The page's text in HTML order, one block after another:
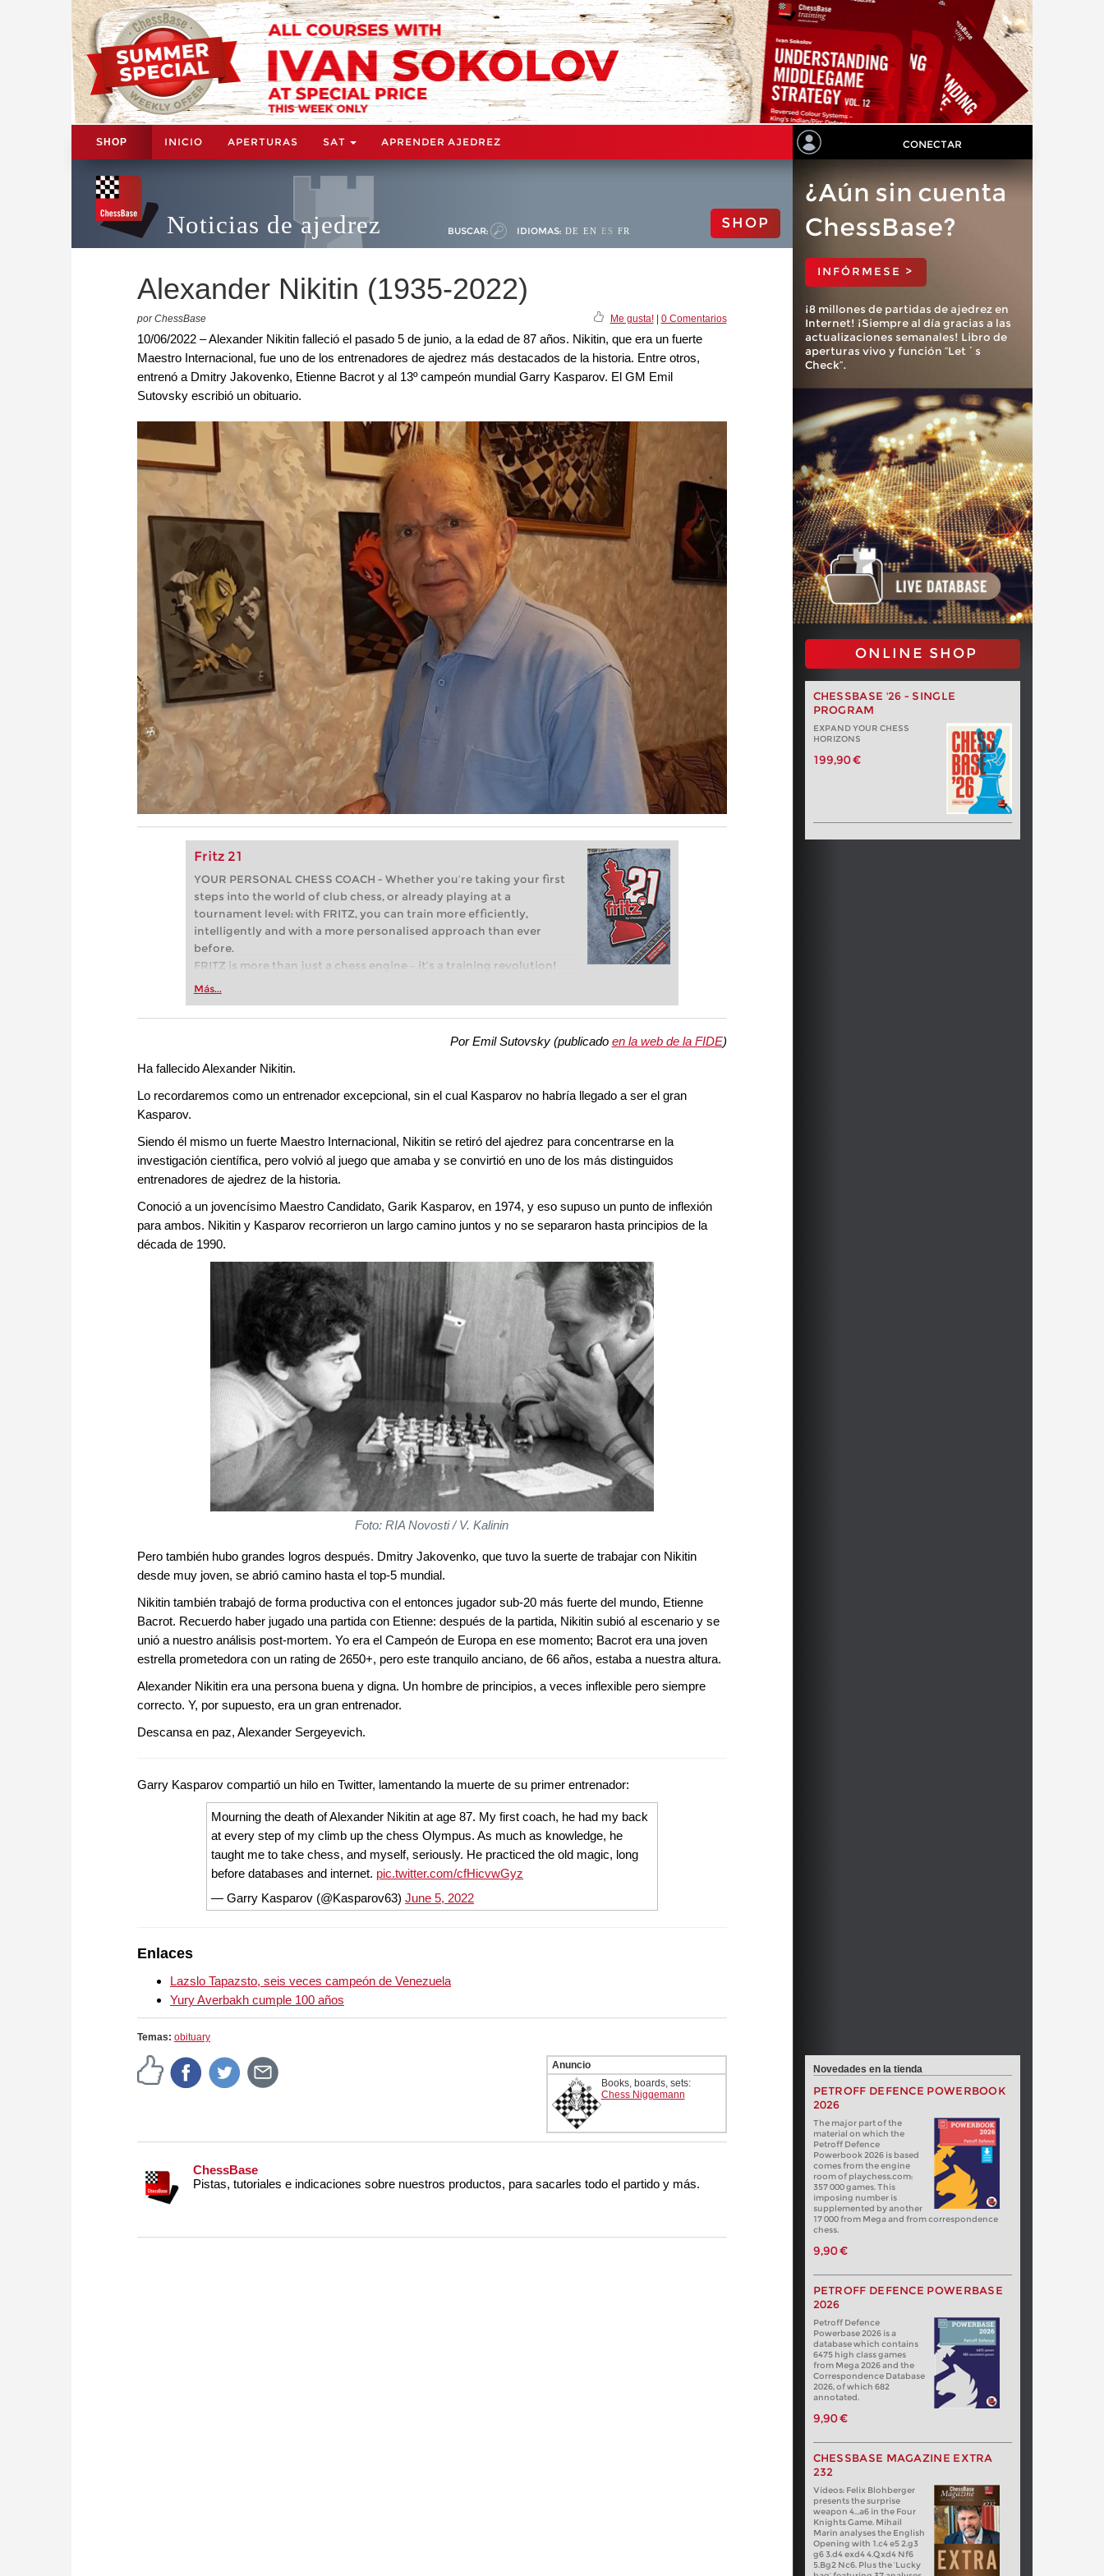
SHOP INICIO APERTURAS SAT APRENDER AJEDREZ CONECTAR
Noticias de ajedrez BUSCAR: IDIOMAS: DE EN ES FR SHOP
Alexander Nikitin (1935-2022)
por ChessBase Me gusta!| 0 Comentarios
10/06/2022 – Alexander Nikitin falleció el pasado 5 de junio, a la edad de 87 años. Nikitin, que era un fuerte
Maestro Internacional, fue uno de los entrenadores de ajedrez más destacados de la historia. Entre otros,
entrenó a Dmitry Jakovenko, Etienne Bacrot y al 13º campeón mundial Garry Kasparov. El GM Emil
Sutovsky escribió un obituario.
Fritz 21
YOUR PERSONAL CHESS COACH - Whether you’re taking your first
steps into the world of club chess, or already playing at a
tournament level: with FRITZ, you can train more efficiently,
intelligently and with a more personalised approach than ever
before.
FRITZ is more than just a chess engine – it’s a training revolution!
Whether you’re taking your first steps into the world of club chess,
more efficiently, intelligently and with a more personalised
Más...
¿Aún sin cuenta
ChessBase?
INFÓRMESE >
¡8 millones de partidas de ajedrez en
Internet! ¡Siempre al día gracias a las
actualizaciones semanales! Libro de
aperturas vivo y función “Let´s
Check”.
ONLINE SHOP
CHESSBASE '26 - SINGLE
PROGRAM
EXPAND YOUR CHESS
HORIZONS
199,90 €
Por Emil Sutovsky (publicado en la web de la FIDE)
Ha fallecido Alexander Nikitin.
Lo recordaremos como un entrenador excepcional, sin el cual Kasparov no habría llegado a ser el gran
Kasparov.
Siendo él mismo un fuerte Maestro Internacional, Nikitin se retiró del ajedrez para concentrarse en la
investigación científica, pero volvió al juego que amaba y se convirtió en uno de los más distinguidos
entrenadores de ajedrez de la historia.
Conoció a un jovencísimo Maestro Candidato, Garik Kasparov, en 1974, y eso supuso un punto de inflexión
para ambos. Nikitin y Kasparov recorrieron un largo camino juntos y no se separaron hasta principios de la
década de 1990.
Foto: RIA Novosti / V. Kalinin
Pero también hubo grandes logros después. Dmitry Jakovenko, que tuvo la suerte de trabajar con Nikitin
desde muy joven, se abrió camino hasta el top-5 mundial.
Nikitin también trabajó de forma productiva con el entonces jugador sub-20 más fuerte del mundo, Etienne
Bacrot. Recuerdo haber jugado una partida con Etienne: después de la partida, Nikitin subió al escenario y se
unió a nuestro análisis post-mortem. Yo era el Campeón de Europa en ese momento; Bacrot era una joven
estrella prometedora con un rating de 2650+, pero este tranquilo anciano, de 66 años, estaba a nuestra altura.
Alexander Nikitin era una persona buena y digna. Un hombre de principios, a veces inflexible pero siempre
correcto. Y, por supuesto, era un gran entrenador.
Descansa en paz, Alexander Sergeyevich.
Garry Kasparov compartió un hilo en Twitter, lamentando la muerte de su primer entrenador:
Mourning the death of Alexander Nikitin at age 87. My first coach, he had my back
at every step of my climb up the chess Olympus. As much as knowledge, he
taught me to take chess, and myself, seriously. He practiced the old magic, long
before databases and internet. pic.twitter.com/cfHicvwGyz
— Garry Kasparov (@Kasparov63)June 5, 2022
Enlaces
Lazslo Tapazsto, seis veces campeón de Venezuela
Yury Averbakh cumple 100 años
Temas: obituary
Anuncio
Books, boards, sets:
Chess Niggemann
ChessBase
Pistas, tutoriales e indicaciones sobre nuestros productos, para sacarles todo el partido y más.
Novedades en la tienda
PETROFF DEFENCE POWERBOOK
2026
The major part of the
material on which the
Petroff Defence
Powerbook 2026 is based
comes from the engine
room of playchess.com:
357 000 games. This
imposing number is
supplemented by another
17 000 from Mega and from correspondence
chess.
9,90 €
PETROFF DEFENCE POWERBASE
2026
Petroff Defence
Powerbase 2026 is a
database which contains
6475 high class games
from Mega 2026 and the
Correspondence Database
2026, of which 682
annotated.
9,90 €
CHESSBASE MAGAZINE EXTRA
232
Videos: Felix Blohberger
presents the surprise
weapon 4…a6 in the Four
Knights Game. Mihail
Marin analyses the English
Opening with 1.c4 e5 2.g3
g6 3.d4 exd4 4.Qxd4 Nf6
5.Bg2 Nc6. Plus the ‘Lucky